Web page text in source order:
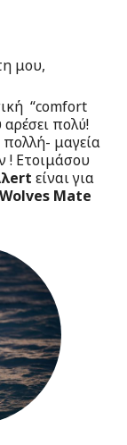
μου,
“comfort
αρέσει πολύ!
πολλή- μαγεία
! Ετοιμάσου
είναι για
Mate